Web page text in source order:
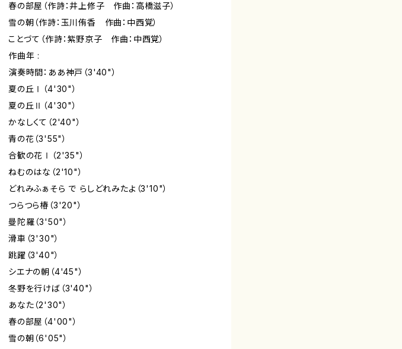
春の部屋（作詩：井上修子 作曲：高橋滋子）
雪の朝（作詩：玉川侑香 作曲：中西覚）
ことづて（作詩：紫野京子 作曲：中西覚）
作曲年 :
演奏時間：ああ神戸（3'40"）
夏の丘Ⅰ（4'30"）
夏の丘Ⅱ（4'30"）
かなしくて（2'40"）
青の花（3'55"）
合歓の花Ⅰ（2'35"）
ねむのはな（2'10"）
どれみふぁそら で らしどれみたよ（3'10"）
つらつら椿（3'20"）
曼陀羅（3'50"）
滑車（3'30"）
跳躍（3'40"）
シエナの朝（4'45"）
冬野を行けば（3'40"）
あなた（2'30"）
春の部屋（4'00"）
雪の朝（6'05"）